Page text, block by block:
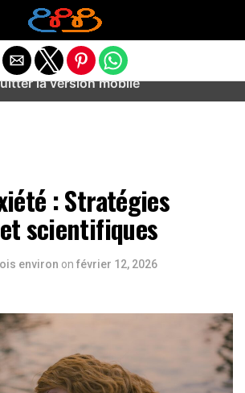
Unknown modifier '/' in
domains/aideanxietestress.fr/
post-views/includes/class-bots.php
: Stratégies
scientifiques
environ on février 12, 2026
la version mobile